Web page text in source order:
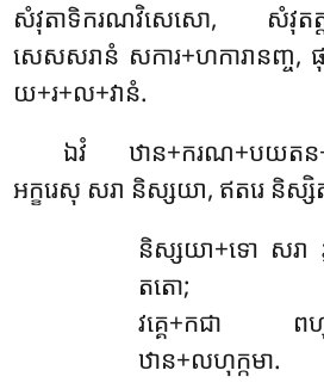
សំវុតាទិករណវិសេសោ, សំវុតត្
សេសសរានំ សការ+ហការានញ្ច, ផុដ្
យ+រ+ល+វានំ.
ឯវំ ឋាន+ករណ+បយត
អក្ខរេសុ សរា និស្សយា, ឥតរេ និស្សិ
និស្សយា+ទោ សរា
តតោ;
វគ្គេ+កជា
ឋាន+លហុក្កមា.